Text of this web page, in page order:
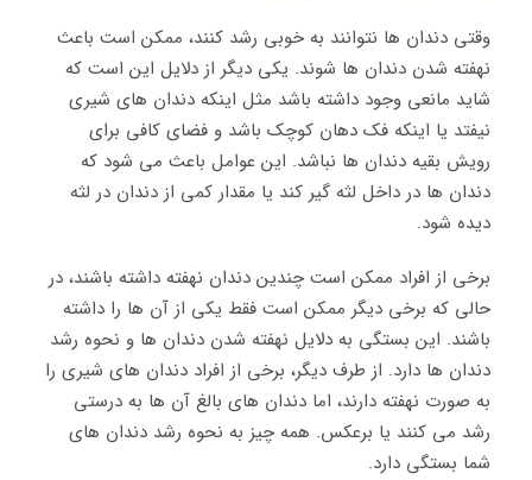
وقتی دندان ‌ها نتوانند به خوبی رشد کنند، ممکن است باعث
نهفته شدن دندان ‌ها شوند. یکی دیگر از دلایل این است که
شاید مانعی وجود داشته باشد مثل اینکه دندان های شیری
نیفتد یا اینکه فک دهان کوچک باشد و فضای کافی برای
رویش بقیه دندان ها نباشد. این عوامل باعث می شود که
دندان ها در داخل لثه گیر کند یا مقدار کمی از دندان در لثه
دیده شود.
برخی از افراد ممکن است چندین دندان نهفته داشته باشند، در
حالی که برخی دیگر ممکن است فقط یکی از آن ها را داشته
باشند. این بستگی به دلایل نهفته شدن دندان ها و نحوه رشد
دندان ها دارد. از طرف دیگر، برخی از افراد دندان های شیری را
به صورت نهفته دارند، اما دندان های بالغ آن ها به درستی
رشد می کنند یا برعکس. همه چیز به نحوه رشد دندان های
شما بستگی دارد.